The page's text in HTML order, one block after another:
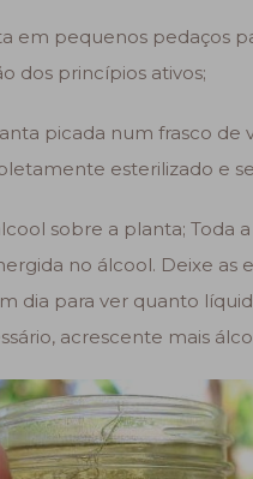
em pequenos pedaços
dos princípios ativos;
picada num frasco de
esterilizado e
sobre a planta; Toda
no álcool. Deixe as
dia para ver quanto
acrescente mais